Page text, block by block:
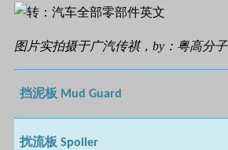
图片实拍摄于广汽传祺，by：粤高分子
挡泥板 Mud Guard
扰流板 Spoiler